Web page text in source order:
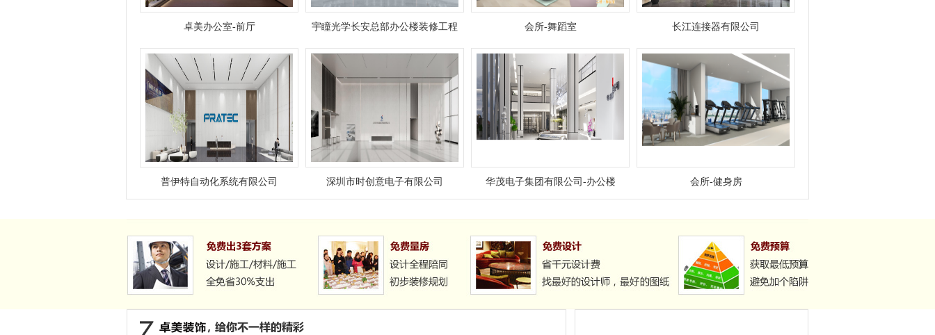
卓美办公室-前厅 宇瞳光学长安总部办公楼装修工程 会所-舞蹈室 长江连接器有限公司
普伊特自动化系统有限公司 深圳市时创意电子有限公司 华茂电子集团有限公司-办公楼 会所-健身房
东莞写字楼装修装饰的风格
东莞写字楼装修装饰创意理念；我们
经常会听到办公室装修软装设计，这
个就是办公室装饰。装饰同装修是有
一定差别的，办公室装饰更是侧重于
室内的整体环境。它的质量取决于设
计的质量，包括设计出发点，设计理
念和
新中式装修风格
择配合深褐色家具的米白、米黄或沙
灯、圈椅、窗棂、屏风、月亮门等。
新中式风格不是纯粹的元素堆砌，
玄关风水知识
能带来好运的玄关风水知识 玄关是气
的入口，是通向社会的窗口 对于